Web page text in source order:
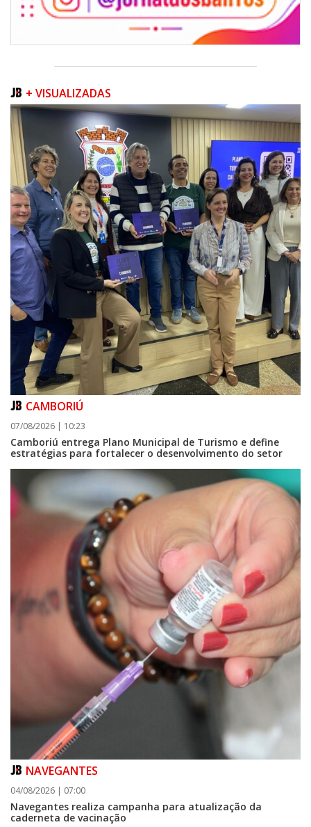
09/08/2026 | 07:00
Prefeitura apresenta projeto da Praça do Pescador à comunidade na
próxima quinta-feira (13/08)
BALNEÁRIO PIÇARRAS
09/08/2026 | 07:00
Prefeitura de Balneário Piçarras realiza leilão eletrônico de bens móveis
e terrenos do IPRESP
+ VISUALIZADAS
CAMBORIÚ
07/08/2026 | 10:23
Camboriú entrega Plano Municipal de Turismo e define
estratégias para fortalecer o desenvolvimento do setor
NAVEGANTES
04/08/2026 | 07:00
Navegantes realiza campanha para atualização da
caderneta de vacinação